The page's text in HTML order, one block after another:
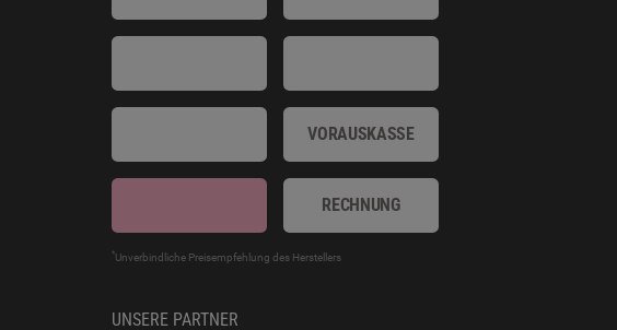
VORAUSKASSE
RECHNUNG
*Unverbindliche Preisempfehlung des Herstellers
UNSERE PARTNER